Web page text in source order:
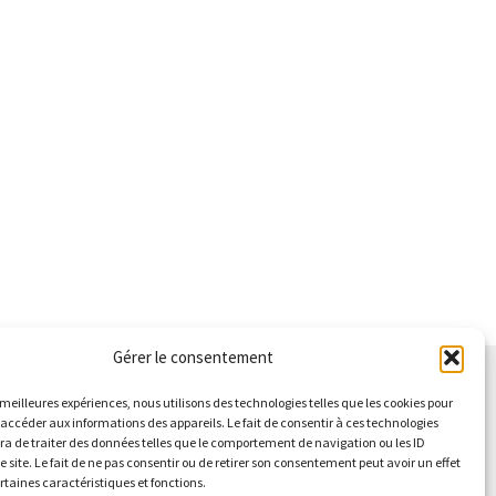
Gérer le consentement
expériences, nous utilisons des technologies telles que les cookies pour
aux informations des appareils. Le fait de consentir à ces technologies
de traiter des données telles que le comportement de navigation ou les ID
site. Le fait de ne pas consentir ou de retirer son consentement peut avoir un effet
caractéristiques et fonctions.